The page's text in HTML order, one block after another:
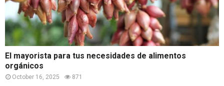
El mayorista para tus necesidades de alimentos
orgánicos
October 16, 2025 871